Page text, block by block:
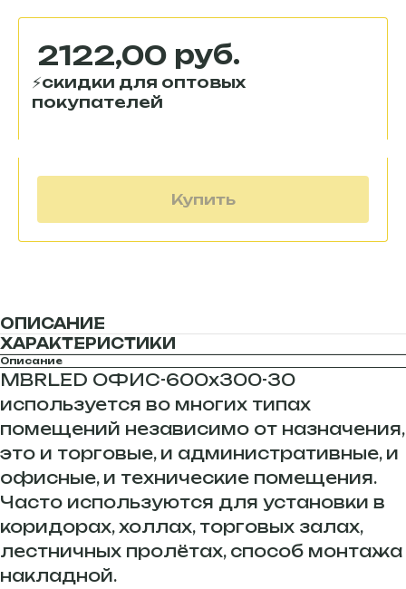
2122,00 руб.
Купить
ОПИСАНИЕ
ХАРАКТЕРИСТИКИ
Описание
MBRLED ОФИС-600х300-30
используется во многих типах
помещений независимо от назначения,
это и торговые, и административные, и
офисные, и технические помещения.
Часто используются для установки в
коридорах, холлах, торговых залах,
лестничных пролётах, способ монтажа
накладной.